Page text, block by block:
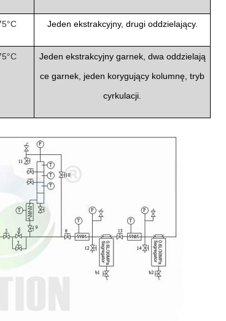
Jeden ekstrakcyjny, drugi oddzielający.
Jeden ekstrakcyjny garnek, dwa oddzielają
ce garnek, jeden korygujący kolumnę, tryb
cyrkulacji.